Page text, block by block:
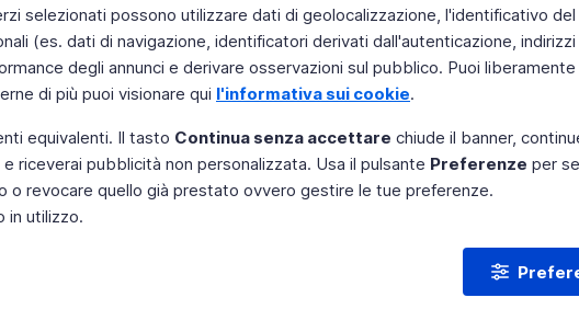
selezionati possono utilizzare dati di geolocalizzazione, l'identificativo
(es. dati di navigazione, identificatori derivati dall'autenticazione,
degli annunci e derivare osservazioni sul pubblico. Puoi
di più puoi visionare qui l'informativa sui cookie.
equivalenti. Il tasto Continua senza accettare chiude il banner,
riceverai pubblicità non personalizzata. Usa il pulsante Preferenze per
revocare quello già prestato ovvero gestire le tue preferenze.
in utilizzo.